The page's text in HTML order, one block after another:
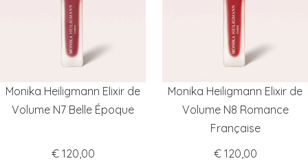
Monika Heiligmann Elixir de
Volume N7 Belle Époque
€ 120,00
Monika Heiligmann Elixir de
Volume N8 Romance
Française
€ 120,00